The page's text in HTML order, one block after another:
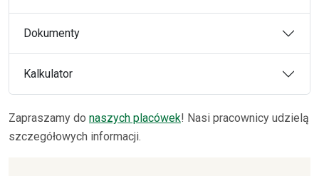
Dokumenty
Kalkulator
Zapraszamy do naszych placówek! Nasi pracownicy udzielą
szczegółowych informacji.